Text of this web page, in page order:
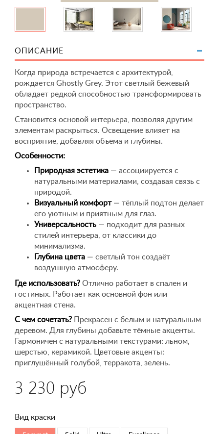
ОПИСАНИЕ
Когда природа встречается с архитектурой,
рождается Ghostly Grey. Этот светлый бежевый
обладает редкой способностью трансформировать
пространство.
Становится основой интерьера, позволяя другим
элементам раскрыться. Освещение влияет на
восприятие, добавляя объёма и глубины.
Особенности:
Природная эстетика — ассоциируется с
натуральными материалами, создавая связь с
природой.
Визуальный комфорт— тёплый подтон делает
его уютным и приятным для глаз.
Универсальность — подходит для разных
стилей интерьера, от классики до
минимализма.
Глубина цвета — светлый тон создаёт
воздушную атмосферу.
Где использовать? Отлично работает в спален и
гостиных. Работает как основной фон или
акцентная стена.
С чем сочетать? Прекрасен с белым и натуральным
деревом. Для глубины добавьте тёмные акценты.
Гармоничен с натуральными текстурами: льном,
шерстью, керамикой. Цветовые акценты:
приглушённый голубой, терракота, зелень.
3 230 руб
Вид краски